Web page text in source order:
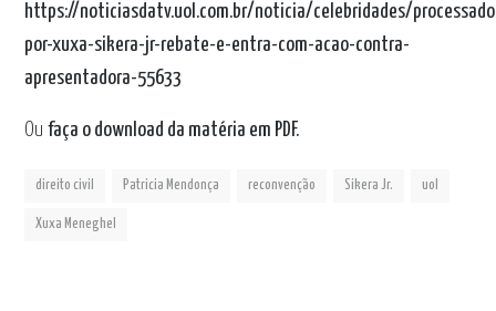
https://noticiasdatv.uol.com.br/noticia/celebridades/
por-xuxa-sikera-jr-rebate-e-entra-com-acao-contra-
apresentadora-55633
Oufaça o download da matéria em PDF.
direito civil Patricia Mendonça reconvenção Sikera Jr. uol
Xuxa Meneghel